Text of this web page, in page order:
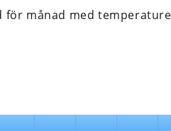
för månad med